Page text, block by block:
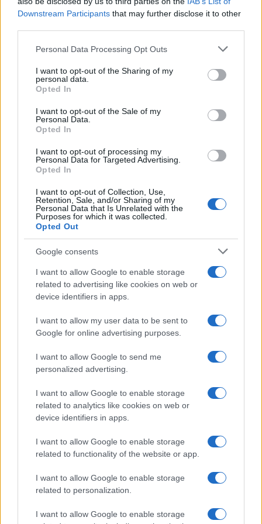
Downstream Participants that may further disclose it to other
Please note that this website/app uses one or more Google
not limited to your visit or usage behaviour. You may click to
grant or deny consent to Google and its third-party tags to
use your data for below specified purposes in below Google
consent section.
Personal Data Processing Opt Outs
I want to opt-out of the Sharing of my
personal data.
Opted In
I want to opt-out of the Sale of my
Personal Data.
Opted In
I want to opt-out of processing my
Personal Data for Targeted Advertising.
Opted In
I want to opt-out of Collection, Use,
Retention, Sale, and/or Sharing of my
Personal Data that Is Unrelated with the
Purposes for which it was collected.
Opted Out
Google consents
I want to allow Google to enable storage
related to advertising like cookies on web or
device identifiers in apps.
I want to allow my user data to be sent to
Google for online advertising purposes.
I want to allow Google to send me
personalized advertising.
I want to allow Google to enable storage
related to analytics like cookies on web or
device identifiers in apps.
I want to allow Google to enable storage
related to functionality of the website or app.
I want to allow Google to enable storage
related to personalization.
I want to allow Google to enable storage
ΤΟΠΙΚΉ ΕΠΙΚΑΙΡΌΤΗΤΑ